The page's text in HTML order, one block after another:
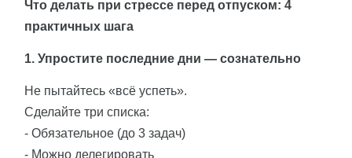
Что делать при стрессе перед отпуском: 4
практичных шага
1. Упростите последние дни — сознательно
Не пытайтесь «всё успеть».
Сделайте три списка:
- Обязательное (до 3 задач)
- Можно делегировать